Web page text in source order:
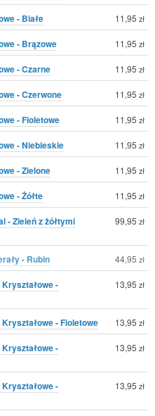
- Białe 11,95 zł
- Brązowe 11,95 zł
- Czarne 11,95 zł
- Czerwone 11,95 zł
- Fioletowe 11,95 zł
- Niebieskie 11,95 zł
- Zielone 11,95 zł
- Żółte 11,95 zł
- Zieleń z żółtymi
99,95 zł
- Rubin 44,95 zł
-
13,95 zł
- Fioletowe 13,95 zł
-
13,95 zł
-
13,95 zł